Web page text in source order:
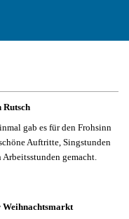
Rutsch
gab es für den Frohsinn
Auftritte, Singstunden
gemacht.
Weihnachtsmarkt